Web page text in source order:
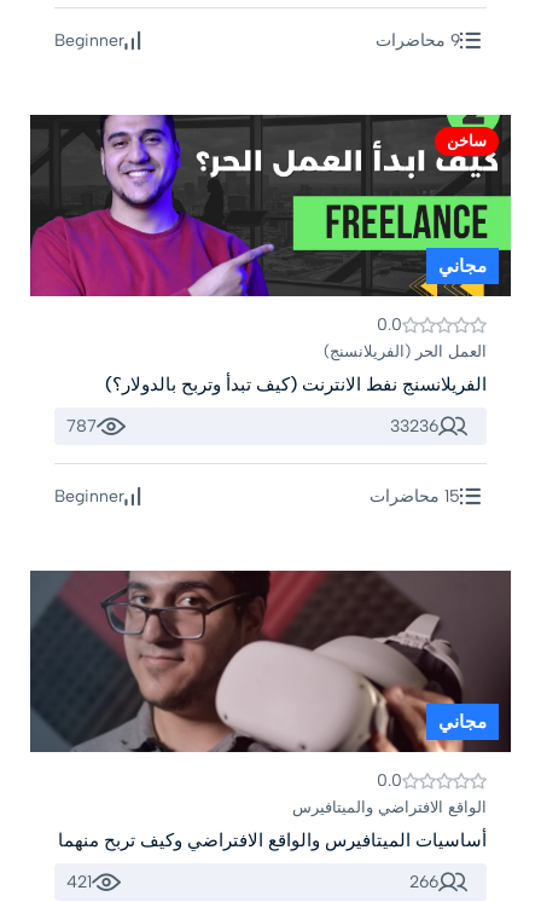
9 محاضرات Beginner
ساخن
مجاني
0.0
العمل الحر (الفريلانسنج)
الفريلانسنج نفط الانترنت (كيف تبدأ وتربح بالدولار؟)
33236
787
15 محاضرات Beginner
مجاني
0.0
الواقع الافتراضي والميتافيرس
أساسيات الميتافيرس والواقع الافتراضي وكيف تربح منهما
266
421